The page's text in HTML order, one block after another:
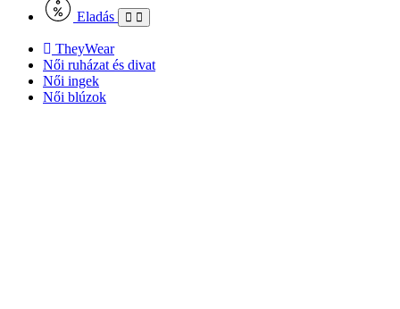
Eladás
TheyWear
Női ruházat és divat
Női ingek
Női blúzok